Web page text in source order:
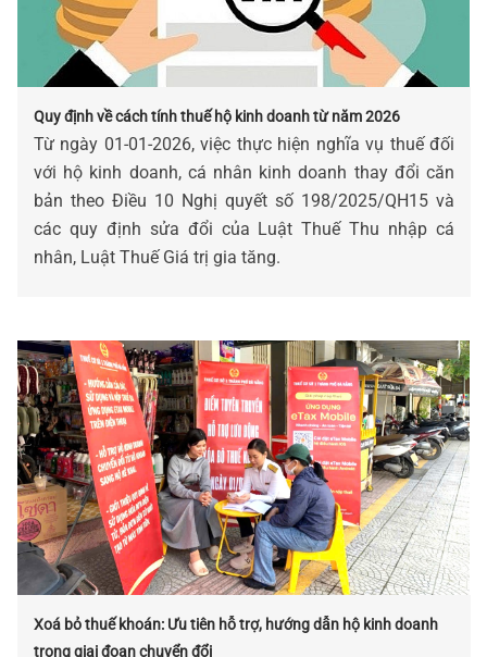
Quy định về cách tính thuế hộ kinh doanh từ năm 2026
Từ ngày 01-01-2026, việc thực hiện nghĩa vụ thuế đối
với hộ kinh doanh, cá nhân kinh doanh thay đổi căn
bản theo Điều 10 Nghị quyết số 198/2025/QH15 và
các quy định sửa đổi của Luật Thuế Thu nhập cá
nhân, Luật Thuế Giá trị gia tăng.
Xoá bỏ thuế khoán: Ưu tiên hỗ trợ, hướng dẫn hộ kinh doanh
trong giai đoạn chuyển đổi